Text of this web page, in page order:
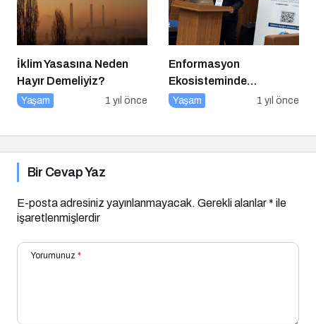
İklim Yasasına Neden
Hayır Demeliyiz?
Yaşam 1 yıl önce
Enformasyon
Ekosisteminde
Dezenformasyon ve
Yaşam 1 yıl önce
Bir Cevap Yaz
E-posta adresiniz yayınlanmayacak. Gerekli alanlar* ile
işaretlenmişlerdir
Yorumunuz *